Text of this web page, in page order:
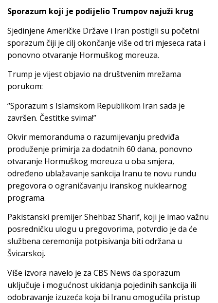
Sporazum koji je podijelio Trumpov najuži krug
Sjedinjene Američke Države i Iran postigli su početni
sporazum čiji je cilj okončanje više od tri mjeseca rata i
ponovno otvaranje Hormuškog moreuza.
Trump je vijest objavio na društvenim mrežama
porukom:
“Sporazum s Islamskom Republikom Iran sada je
završen. Čestitke svima!”
Okvir memoranduma o razumijevanju predviđa
produženje primirja za dodatnih 60 dana, ponovno
otvaranje Hormuškog moreuza u oba smjera,
određeno ublažavanje sankcija Iranu te novu rundu
pregovora o ograničavanju iranskog nuklearnog
programa.
Pakistanski premijer Shehbaz Sharif, koji je imao važnu
posredničku ulogu u pregovorima, potvrdio je da će
službena ceremonija potpisivanja biti održana u
Švicarskoj.
Više izvora navelo je za CBS News da sporazum
uključuje i mogućnost ukidanja pojedinih sankcija ili
odobravanje izuzeća koja bi Iranu omogućila pristup